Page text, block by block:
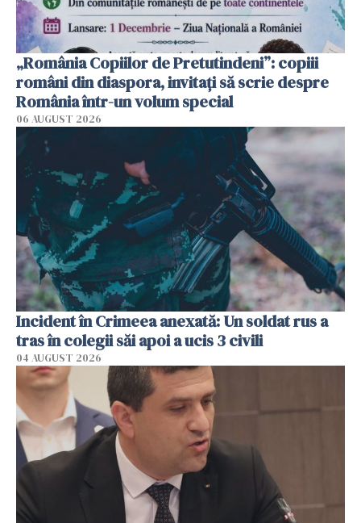
„România Copiilor de Pretutindeni”: copiii
români din diaspora, invitați să scrie despre
România într-un volum special
06 AUGUST 2026
Incident în Crimeea anexată: Un soldat rus a
tras în colegii săi apoi a ucis 3 civili
04 AUGUST 2026